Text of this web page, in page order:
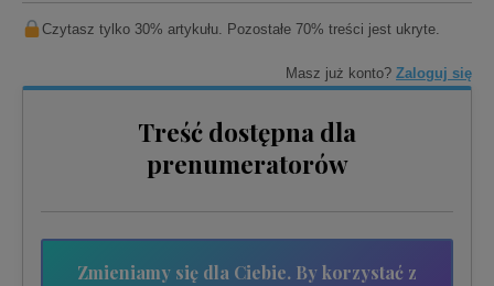
Czytasz tylko 30% artykułu. Pozostałe 70% treści jest ukryte.
Masz już konto? Zaloguj się
Treść dostępna dla
prenumeratorów
Zmieniamy się dla Ciebie. By korzystać z